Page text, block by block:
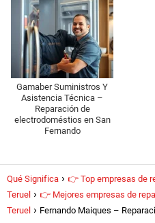
Gamaber Suministros Y
Asistencia Técnica –
Reparación de
electrodoméstios en San
Fernando
Qué Significa
👉 Top empresas de
Teruel
👉 Mejores empresas de
Teruel
Fernando Maiques –